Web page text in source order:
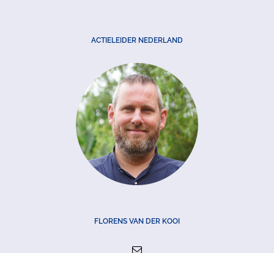
ACTIELEIDER NEDERLAND
FLORENS VAN DER KOOI